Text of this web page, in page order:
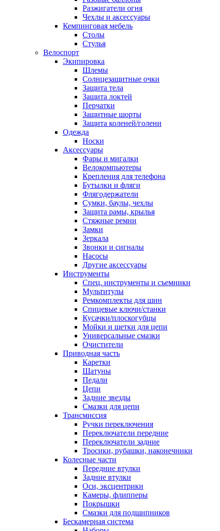
Разжигатели огня
Чехлы и аксессуары
Кемпинговая мебель
Столы
Стулья
Велоспорт
Экипировка
Шлемы
Солнцезащитные очки
Защита тела
Защита локтей
Перчатки
Защитные шорты
Защита коленей/голени
Одежда
Носки
Аксессуары
Фары и мигалки
Велокомпьютеры
Крепления для телефона
Бутылки и фляги
Флягодержатели
Сумки, баулы, чехлы
Защита рамы, крылья
Стяжные ремни
Замки
Зеркала
Звонки и сигналы
Насосы
Другие аксессуары
Инструменты
Спец. инструменты и съемники
Мультитулы
Ремкомплекты для шин
Спицевые ключи/станки
Кусачки/плоскогубцы
Мойки и щетки для цепи
Универсальные смазки
Очистители
Приводная часть
Каретки
Шатуны
Педали
Цепи
Задние звезды
Смазки для цепи
Трансмиссия
Ручки переключения
Переключатели передние
Переключатели задние
Тросики, рубашки, наконечники
Колесные части
Передние втулки
Задние втулки
Оси, эксцентрики
Камеры, флипперы
Покрышки
Смазки для подшипников
Бескамерная система